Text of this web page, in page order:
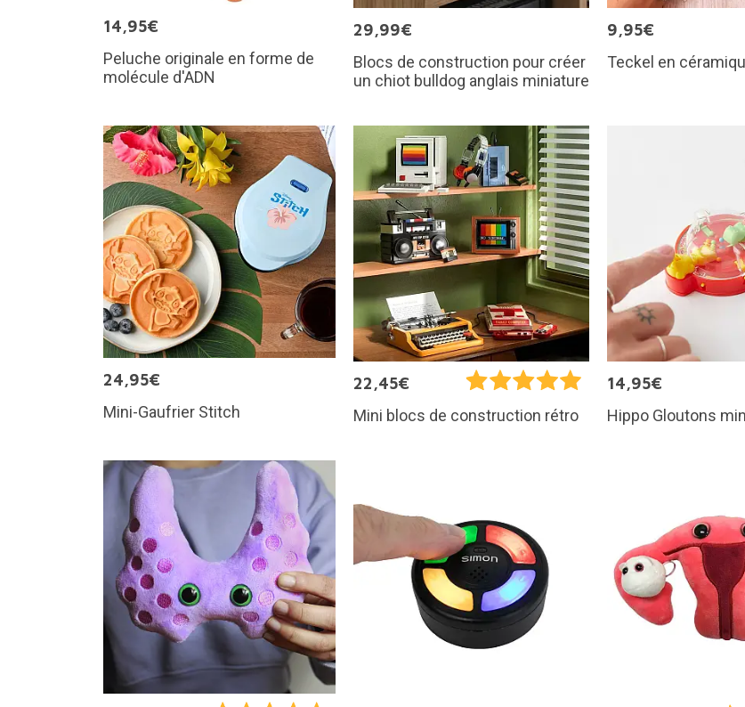
14,95€
Peluche originale en forme de
molécule d'ADN
29,99€
Blocs de construction pour créer
un chiot bulldog anglais miniature
9,95€
Teckel en
24,95€
Mini-Gaufrier Stitch
22,45€
Mini blocs de construction rétro
14,95€
Hippo Gloutons